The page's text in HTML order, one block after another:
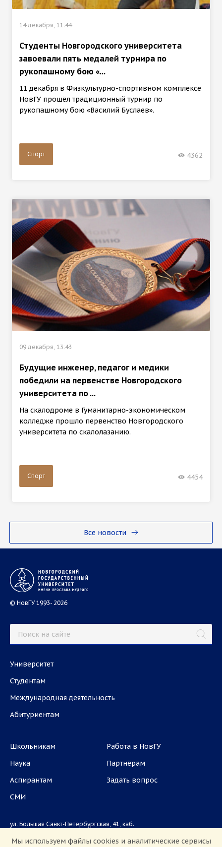
Все новости
14 декабря, 11:44
Студенты Новгородского университета
завоевали пять медалей турнира по
рукопашному бою «...
11 декабря в Физкультурно-спортивном комплексе
НовГУ прошёл традиционный турнир по
рукопашному бою «Василий Буслаев».
Спорт 4362
09 декабря, 13:43
Будущие инженер, педагог и медики
победили на первенстве Новгородского
университета по ...
На скалодроме в Гуманитарно-экономическом
колледже прошло первенство Новгородского
университета по скалолазанию.
Спорт 4454
© НовГУ 1993- 2026
Университет
Студентам
Международная деятельность
Абитуриентам
Школьникам
Наука
Аспирантам
СМИ
Работа в НовГУ
Партнёрам
Задать вопрос
ул. Большая Санкт-Петербургская, 41, каб.
Мы используем файлы cookies и аналитические сервисы